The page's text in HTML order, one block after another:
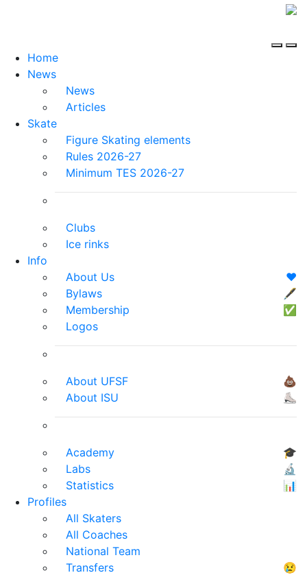
Home
News
News
Articles
Skate
Figure Skating elements
Rules 2026-27
Minimum TES 2026-27
Clubs
Ice rinks
Info
About Us
❤️
Bylaws
🖋
Membership
✅
Logos
About UFSF
💩
About ISU
⛸
Academy
🎓
Labs
🔬
Statistics
📊
Profiles
All Skaters
All Coaches
National Team
Transfers
😢